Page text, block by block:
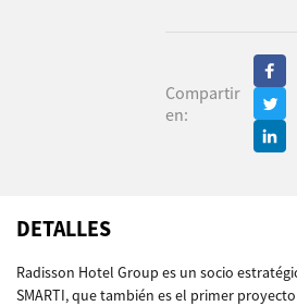
Compartir
en:
DETALLES
Radisson Hotel Group es un socio
SMARTI, que también es el primer